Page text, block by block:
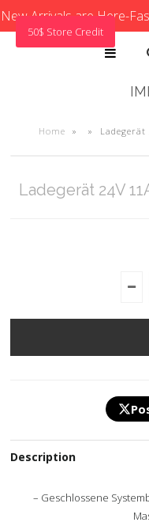
New Arrivals are Here-
Home » »
Ladegerät 24V
Description
– Geschlossene
50$ Store Credit